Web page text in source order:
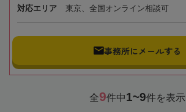
対応エリア 東京、全国オンライン相談可
事務所にメールする
全9件中1~9件を表示